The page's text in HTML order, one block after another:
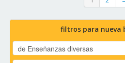
filtros para nueva